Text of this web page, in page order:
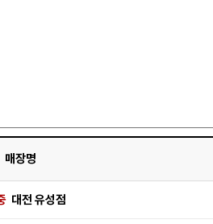
매장명
대전 유성점